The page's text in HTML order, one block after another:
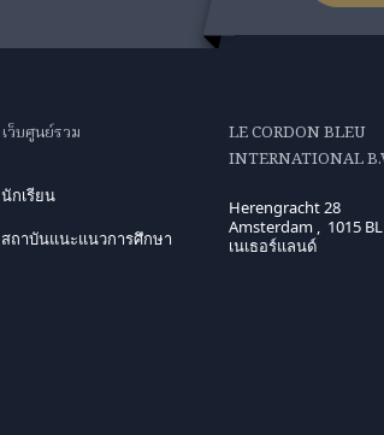
เว็บศูนย์รวม
นักเรียน
สถาบันแนะแนวการศึกษา
LE CORDON BLEU
INTERNATIONAL
Herengracht 28
Amsterdam , 1015 BL
เนเธอร์แลนด์